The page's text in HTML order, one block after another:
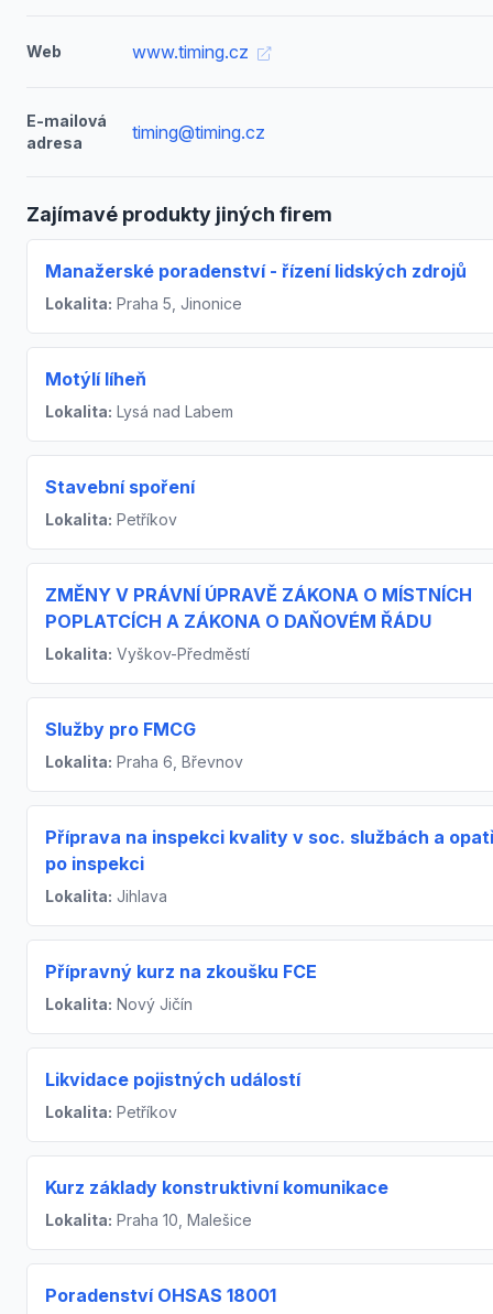
Web www.timing.cz
E-mailová
adresa
timing@timing.cz
Zajímavé produkty jiných firem
Manažerské poradenství - řízení lidských zdrojů
Lokalita: Praha 5, Jinonice
Motýlí líheň
Lokalita: Lysá nad Labem
Stavební spoření
Lokalita: Petříkov
ZMĚNY V PRÁVNÍ ÚPRAVĚ ZÁKONA O MÍSTNÍCH
POPLATCÍCH A ZÁKONA O DAŇOVÉM ŘÁDU
Lokalita: Vyškov-Předměstí
Služby pro FMCG
Lokalita: Praha 6, Břevnov
Příprava na inspekci kvality v soc. službách a
po inspekci
Lokalita: Jihlava
Přípravný kurz na zkoušku FCE
Lokalita: Nový Jičín
Likvidace pojistných událostí
Lokalita: Petříkov
Kurz základy konstruktivní komunikace
Lokalita: Praha 10, Malešice
Poradenství OHSAS 18001